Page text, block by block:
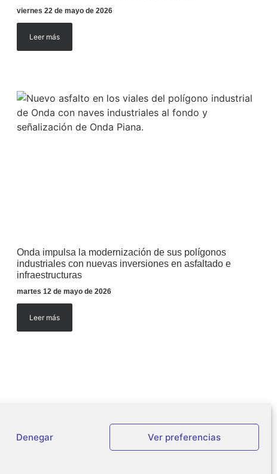
Denegar Ver preferencias
viernes 22 de mayo de 2026
Leer más
Onda impulsa la modernización de sus polígonos
industriales con nuevas inversiones en asfaltado e
infraestructuras
martes 12 de mayo de 2026
Leer más